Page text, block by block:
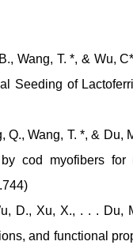
T. *, & Wu,
Seeding of
Wang, T. *, & Du,
cod myofibers for
Xu, X., . . . Du,
and functional